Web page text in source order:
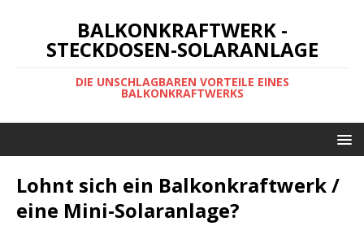
BALKONKRAFTWERK -
STECKDOSEN-SOLARANLAGE
DIE UNSCHLAGBAREN VORTEILE EINES
BALKONKRAFTWERKS
Lohnt sich ein Balkonkraftwerk /
eine Mini-Solaranlage?